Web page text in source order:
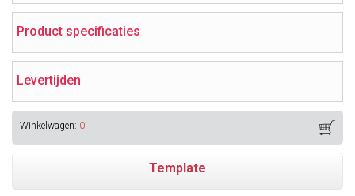
Product specificaties
Levertijden
Winkelwagen: 0
Template